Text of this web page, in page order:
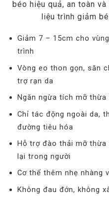
béo hiệu quả, an toàn
liệu trình giảm
Giảm 7 – 15cm cho
trình
Vòng eo thon gọn, săn
trợ rạn da
Ngăn ngừa tích mỡ thừa
Chỉ tác động ngoài da,
đường tiêu hóa
Hỗ trợ đào thải mỡ
lại trong người
Cơ thể thêm nhẹ nhàng
Không đau đớn, không